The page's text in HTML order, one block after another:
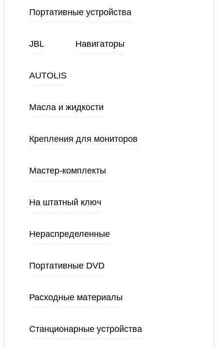
Портативные устройства
JBL Навигаторы
AUTOLIS
Масла и жидкости
Крепления для мониторов
Мастер-комплекты
На штатный ключ
Нераспределенные
Портативные DVD
Расходные материалы
Станционарные устройства